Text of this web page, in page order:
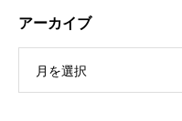
アーカイブ
月を選択